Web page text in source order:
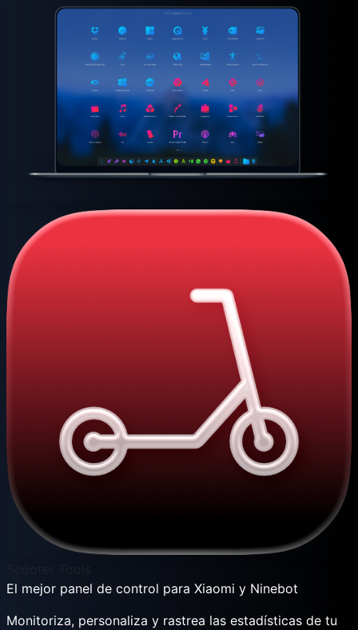
El mejor panel de control para Xiaomi y Ninebot
Monitoriza, personaliza y rastrea las estadísticas de tu